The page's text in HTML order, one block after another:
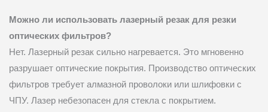
Можно ли использовать лазерный резак для резки
оптических фильтров?
Нет. Лазерный резак сильно нагревается. Это мгновенно
разрушает оптические покрытия. Производство оптических
фильтров требует алмазной проволоки или шлифовки с
ЧПУ. Лазер небезопасен для стекла с покрытием.